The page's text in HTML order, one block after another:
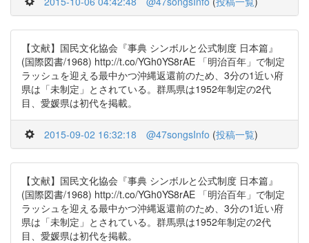
【文献】国民文化協会『事典 シンボルと公式制度 日本篇』
(国際図書/1968) http://t.co/YGh0YS8rAE 「明治百年」で制定
ラッシュを迎える最中かつ沖縄返還前のため、3分の1近い府
県は「未制定」とされている。群馬県は1952年制定の2代
目、愛媛県は初代を掲載。
2015-09-02 16:32:18 @47songsInfo (投稿一覧)
【文献】国民文化協会『事典 シンボルと公式制度 日本篇』
(国際図書/1968) http://t.co/YGh0YS8rAE 「明治百年」で制定
ラッシュを迎える最中かつ沖縄返還前のため、3分の1近い府
県は「未制定」とされている。群馬県は1952年制定の2代
目、愛媛県は初代を掲載。